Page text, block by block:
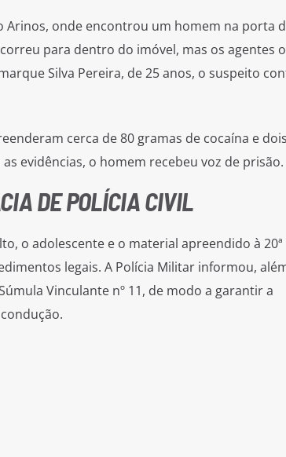
Arinos, onde encontrou um homem na porta
para dentro do imóvel, mas os agentes o
Silva Pereira, de 25 anos, o suspeito
cerca de 80 gramas de cocaína e dois
evidências, o homem recebeu voz de prisão.
DE POLÍCIA CIVIL
o adolescente e o material apreendido à 20ª
legais. A Polícia Militar informou,
Vinculante nº 11, de modo a garantir a